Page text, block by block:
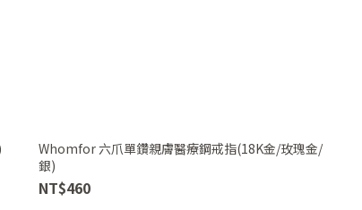
Whomfor 六爪單鑽親膚醫療鋼戒指(18K金/玫瑰金/
銀)
NT$460